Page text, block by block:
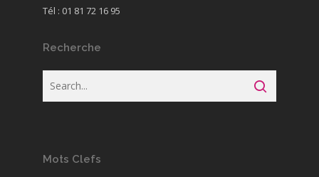
Tél : 01 81 72 16 95
Recherche
Mots Clefs